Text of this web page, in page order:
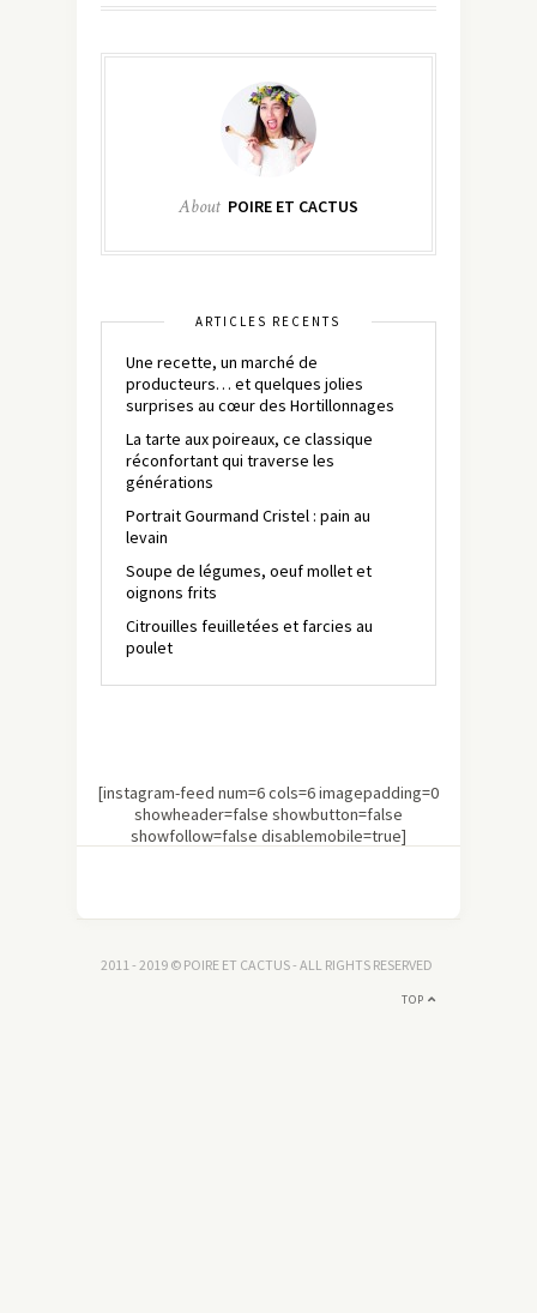
About POIRE ET CACTUS
ARTICLES RÉCENTS
Une recette, un marché de
producteurs… et quelques jolies
surprises au cœur des Hortillonnages
La tarte aux poireaux, ce classique
réconfortant qui traverse les
générations
Portrait Gourmand Cristel : pain au
levain
Soupe de légumes, oeuf mollet et
oignons frits
Citrouilles feuilletées et farcies au
poulet
[instagram-feed num=6 cols=6 imagepadding=0
showheader=false showbutton=false
showfollow=false disablemobile=true]
2011 - 2019 © POIRE ET CACTUS - ALL RIGHTS RESERVED
TOP